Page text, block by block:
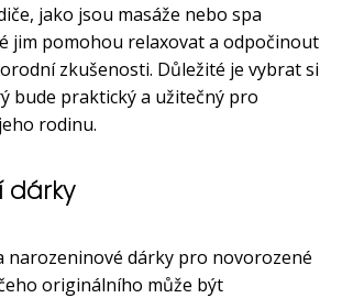
jako jsou masáže nebo spa
jim pomohou relaxovat a odpočinout
zkušenosti. Důležité je vybrat si
bude praktický a užitečný pro
rodinu.
dárky
narozeninové dárky pro novorozené
originálního může být